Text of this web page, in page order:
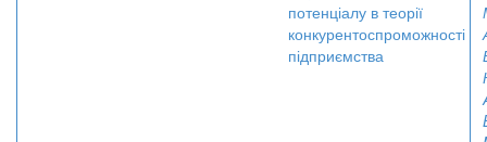
потенціалу в теорії
конкурентоспроможності
підприємства